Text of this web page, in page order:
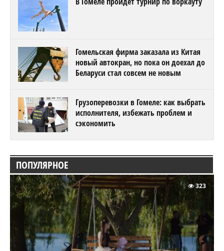
Гомельская фирма заказала из Китая
новый автокран, но пока он доехал до
Беларуси стал совсем не новым
Грузоперевозки в Гомеле: как выбрать
исполнителя, избежать проблем и
сэкономить
ПОПУЛЯРНОЕ
323